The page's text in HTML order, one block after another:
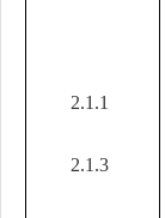
2.1.1
2.1.3